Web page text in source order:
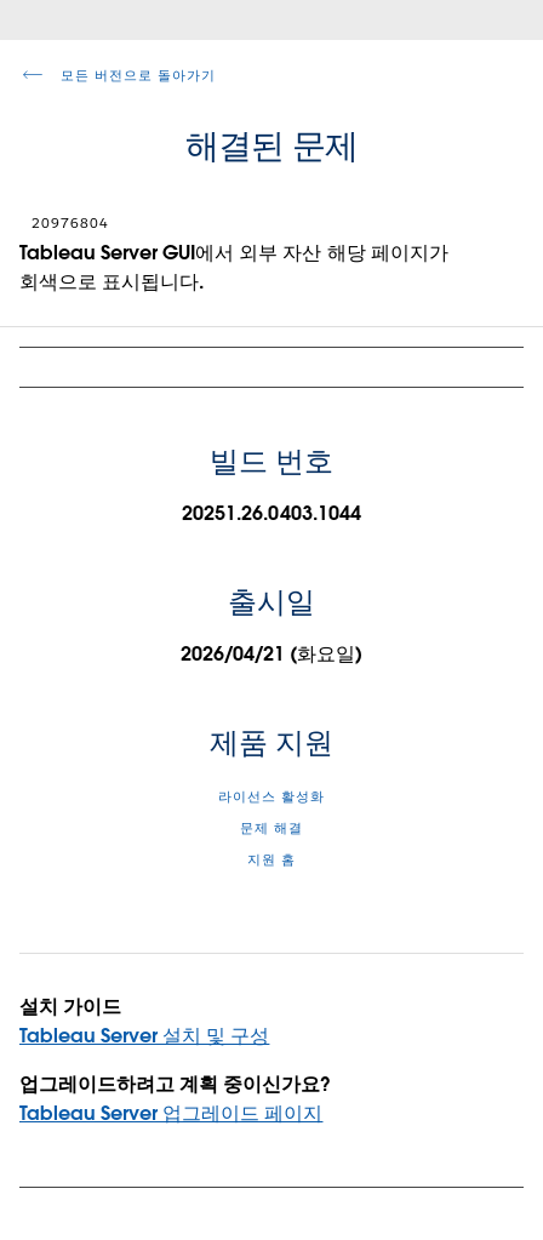
모든 버전으로 돌아가기
해결된 문제
20976804
Tableau Server GUI에서 외부 자산 해당 페이지가
회색으로 표시됩니다.
빌드 번호
20251.26.0403.1044
출시일
2026/04/21 (화요일)
제품 지원
라이선스 활성화
문제 해결
지원 홈
설치 가이드
Tableau Server 설치 및 구성
업그레이드하려고 계획 중이신가요?
Tableau Server 업그레이드 페이지